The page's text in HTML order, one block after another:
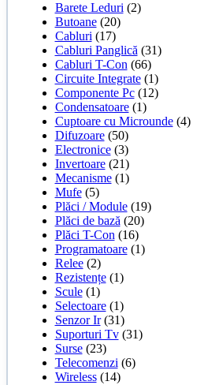
Barete Leduri (2)
Butoane (20)
Cabluri (17)
Cabluri Panglică (31)
Cabluri T-Con (66)
Circuite Integrate (1)
Componente Pc (12)
Condensatoare (1)
Cuptoare cu Microunde (4)
Difuzoare (50)
Electronice (3)
Invertoare (21)
Mecanisme (1)
Mufe (5)
Plăci / Module (19)
Plăci de bază (20)
Plăci T-Con (16)
Programatoare (1)
Relee (2)
Rezistențe (1)
Scule (1)
Selectoare (1)
Senzor Ir (31)
Suporturi Tv (31)
Surse (23)
Telecomenzi (6)
Wireless (14)